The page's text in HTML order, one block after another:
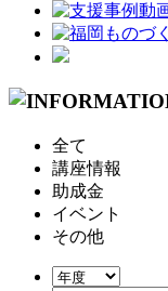
全て
講座情報
助成金
イベント
その他